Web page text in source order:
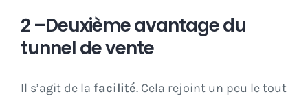
2 –Deuxième avantage du
tunnel de vente
Il s’agit de la facilité. Cela rejoint un peu le tout